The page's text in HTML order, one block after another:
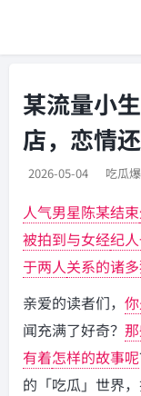
某流量小
店，恋情
2026-05-04 吃瓜
人气男星陈某结束
被拍到与女经纪
于两人关系的诸
亲爱的读者们，
闻充满了好奇？
有着怎样的故事呢
的「吃瓜」世界